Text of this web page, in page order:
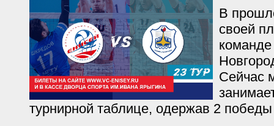
В
своей
Сейчас
турнирной таблице, одержав 2